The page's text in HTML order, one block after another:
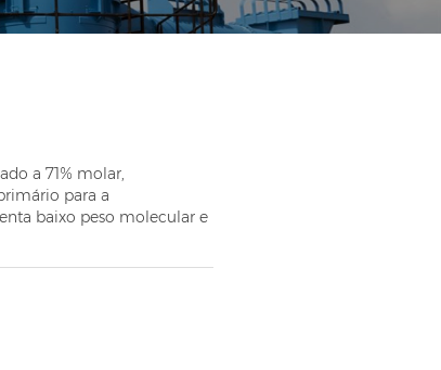
a 71% molar,
para a
baixo peso molecular e